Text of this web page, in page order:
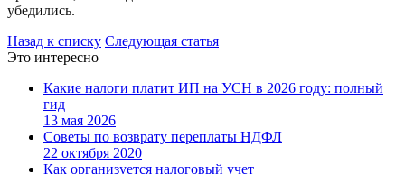
убедились.
Назад к списку Следующая статья
Это интересно
Какие налоги платит ИП на УСН в 2026 году: полный
гид
13 мая 2026
Советы по возврату переплаты НДФЛ
22 октября 2020
Как организуется налоговый учет